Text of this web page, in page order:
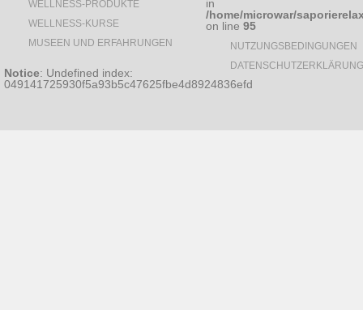
WELLNESS-PRODUKTE
WELLNESS-KURSE
MUSEEN UND ERFAHRUNGEN
Notice: Undefined index:
049141725930f5a93b5c47625fbe4d8924836efd
in
/home/microwar/
on line 95
NUTZUNGSBEDINGUNGEN
DATENSCHUTZERKLÄRUNG